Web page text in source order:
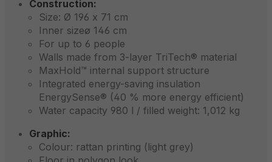
Construction:
Size: Ø 196 x 71 cm
Inner sizeø 146 cm
For up to 6 people
Walls made from 3-layer TriTech® material
MaxHold™ internal support structure
Integrated energy-saving insulation
EnergySense® (40 % more energy efficient)
Water capacity 980 l / filled weight: 1,012 kg
Graphic:
Colour: rattan printing (light grey)